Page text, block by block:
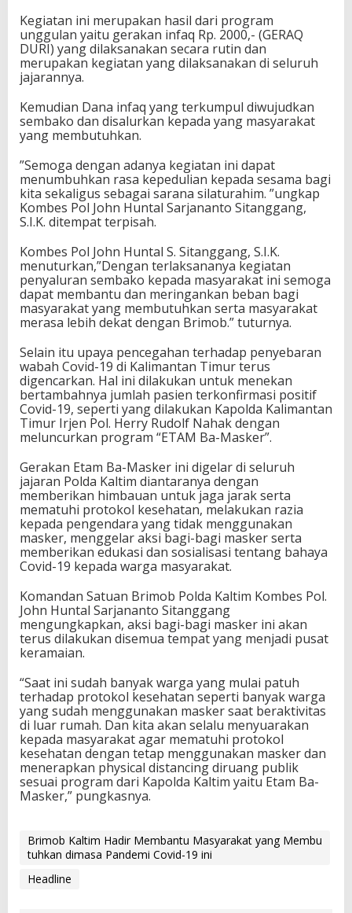
Kegiatan ini merupakan hasil dari program
unggulan yaitu gerakan infaq Rp. 2000,- (GERAQ
DURI) yang dilaksanakan secara rutin dan
merupakan kegiatan yang dilaksanakan di seluruh
jajarannya.
Kemudian Dana infaq yang terkumpul diwujudkan
sembako dan disalurkan kepada yang masyarakat
yang membutuhkan.
”Semoga dengan adanya kegiatan ini dapat
menumbuhkan rasa kepedulian kepada sesama bagi
kita sekaligus sebagai sarana silaturahim. ”ungkap
Kombes Pol John Huntal Sarjananto Sitanggang,
S.I.K. ditempat terpisah.
Kombes Pol John Huntal S. Sitanggang, S.I.K.
menuturkan,”Dengan terlaksananya kegiatan
penyaluran sembako kepada masyarakat ini semoga
dapat membantu dan meringankan beban bagi
masyarakat yang membutuhkan serta masyarakat
merasa lebih dekat dengan Brimob.” tuturnya.
Selain itu upaya pencegahan terhadap penyebaran
wabah Covid-19 di Kalimantan Timur terus
digencarkan. Hal ini dilakukan untuk menekan
bertambahnya jumlah pasien terkonfirmasi positif
Covid-19, seperti yang dilakukan Kapolda Kalimantan
Timur Irjen Pol. Herry Rudolf Nahak dengan
meluncurkan program “ETAM Ba-Masker”.
Gerakan Etam Ba-Masker ini digelar di seluruh
jajaran Polda Kaltim diantaranya dengan
memberikan himbauan untuk jaga jarak serta
mematuhi protokol kesehatan, melakukan razia
kepada pengendara yang tidak menggunakan
masker, menggelar aksi bagi-bagi masker serta
memberikan edukasi dan sosialisasi tentang bahaya
Covid-19 kepada warga masyarakat.
Komandan Satuan Brimob Polda Kaltim Kombes Pol.
John Huntal Sarjananto Sitanggang
mengungkapkan, aksi bagi-bagi masker ini akan
terus dilakukan disemua tempat yang menjadi pusat
keramaian.
“Saat ini sudah banyak warga yang mulai patuh
terhadap protokol kesehatan seperti banyak warga
yang sudah menggunakan masker saat beraktivitas
di luar rumah. Dan kita akan selalu menyuarakan
kepada masyarakat agar mematuhi protokol
kesehatan dengan tetap menggunakan masker dan
menerapkan physical distancing diruang publik
sesuai program dari Kapolda Kaltim yaitu Etam Ba-
Masker,” pungkasnya.
Brimob Kaltim Hadir Membantu Masyarakat yang Membu
tuhkan dimasa Pandemi Covid-19 ini
Headline